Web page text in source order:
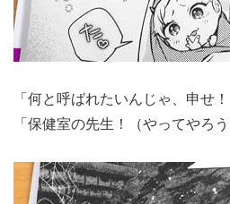
「何と呼ばれたいんじゃ、申せ
「保健室の先生！（やってやろ